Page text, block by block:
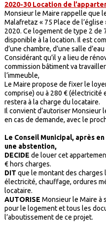
2020-30 Location de
Monsieur le Maire rappelle que
Malafretaz « 75 Place de
2020. Ce logement de type 2 de
disponible à la location. Il est
d’une chambre, d’une salle
Considérant qu’il y a lieu de
commission bâtiment va
l’immeuble,
Le Maire propose de fixer le
comprise) ou à 280 € (électricité
restera à la charge du locataire.
Il convient d’autoriser Monsieur
en cas de demande, avec le
Le Conseil Municipal, après
une abstention,
DECIDE de louer cet
€ hors charges.
DIT que le montant des charges
électricité, chauffage, ordures
locataire.
AUTORISE Monsieur le Maire à
pour le logement et tous les
l’aboutissement de ce projet.